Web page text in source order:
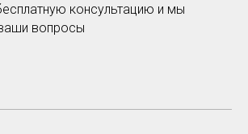
консультацию и мы
вопросы